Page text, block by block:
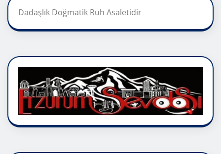
Dadaşlık Doğmatik Ruh Asaletidir